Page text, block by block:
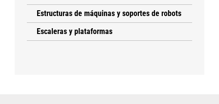
Estructuras de máquinas y soportes de robots
Escaleras y plataformas